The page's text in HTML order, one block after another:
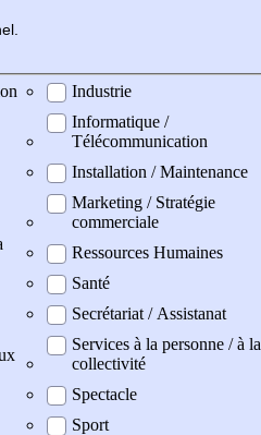
Industrie
Informatique /
Télécommunication
Installation / Maintenance
Marketing / Stratégie
commerciale
Ressources Humaines
Santé
Secrétariat / Assistanat
Services à la personne / à la
collectivité
Spectacle
Sport